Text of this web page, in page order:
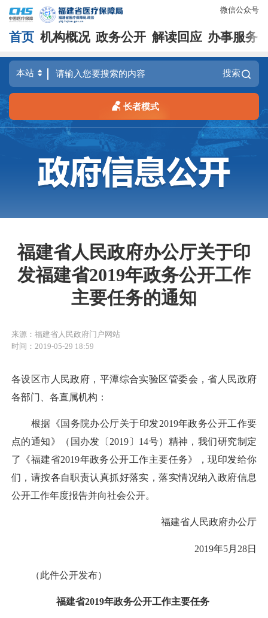
微信公众号
首页 机构概况 政务公开 解读回应 办事服务
搜索
长者模式
福建省人民政府办公厅关于印
发福建省2019年政务公开工作
主要任务的通知
来源：福建省人民政府门户网站
时间：2019-05-29 18:59
各设区市人民政府，平潭综合实验区管委会，省人民政府
各部门、各直属机构：
根据《国务院办公厅关于印发2019年政务公开工作要
点的通知》（国办发〔2019〕14号）精神，我们研究制定
了《福建省2019年政务公开工作主要任务》，现印发给你
们，请按各自职责认真抓好落实，落实情况纳入政府信息
公开工作年度报告并向社会公开。
福建省人民政府办公厅
2019年5月28日
（此件公开发布）
福建省2019年政务公开工作主要任务